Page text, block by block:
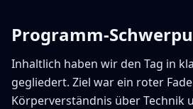
Programm-
Inhaltlich haben wir den Tag in
gegliedert. Ziel war ein roter
Körperverständnis über Technik